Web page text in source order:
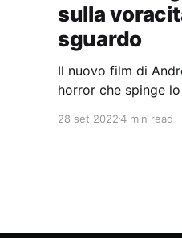
sulla
sguardo
Il nuovo film di
horror che spinge
28 set 20224 min read